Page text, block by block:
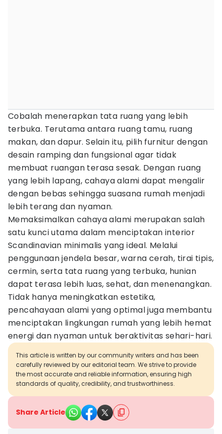
Cobalah menerapkan tata ruang yang lebih
terbuka. Terutama antara ruang tamu, ruang
makan, dan dapur. Selain itu, pilih furnitur dengan
desain ramping dan fungsional agar tidak
membuat ruangan terasa sesak. Dengan ruang
yang lebih lapang, cahaya alami dapat mengalir
dengan bebas sehingga suasana rumah menjadi
lebih terang dan nyaman.
Memaksimalkan cahaya alami merupakan salah
satu kunci utama dalam menciptakan interior
Scandinavian minimalis yang ideal. Melalui
penggunaan jendela besar, warna cerah, tirai tipis,
cermin, serta tata ruang yang terbuka, hunian
dapat terasa lebih luas, sehat, dan menenangkan.
Tidak hanya meningkatkan estetika,
pencahayaan alami yang optimal juga membantu
menciptakan lingkungan rumah yang lebih hemat
energi dan nyaman untuk beraktivitas sehari-hari.
This article is written by our community writers and has been
carefully reviewed by our editorial team. We strive to provide
the most accurate and reliable information, ensuring high
standards of quality, credibility, and trustworthiness.
Share Article